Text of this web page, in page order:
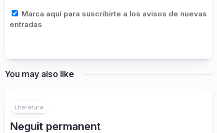
Marca aquí para suscribirte a los avisos de nuevas
entradas
You may also like
Literatura
Neguit permanent